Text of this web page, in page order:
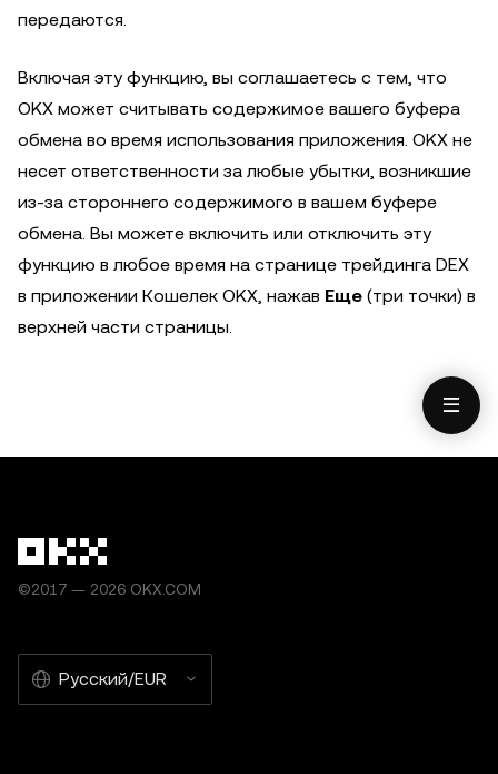
передаются.
Включая эту функцию, вы соглашаетесь с тем, что
OKX может считывать содержимое вашего буфера
обмена во время использования приложения. OKX не
несет ответственности за любые убытки, возникшие
из-за стороннего содержимого в вашем буфере
обмена. Вы можете включить или отключить эту
функцию в любое время на странице трейдинга DEX
в приложении Кошелек OKX, нажав Еще (три точки) в
верхней части страницы.
©2017 — 2026 OKX.COM
Русский/EUR